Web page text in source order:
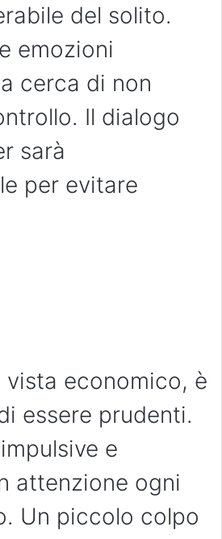
del solito.
emozioni
cerca di non
Il dialogo
sarà
per evitare
vista economico, è
essere prudenti.
e
attenzione ogni
Un piccolo colpo